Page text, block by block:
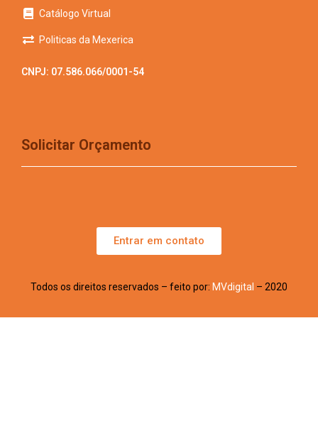
Catálogo Virtual
Politicas da Mexerica
CNPJ: 07.586.066/0001-54
Solicitar Orçamento
Entrar em contato
Todos os direitos reservados – feito por: MVdigital – 2020